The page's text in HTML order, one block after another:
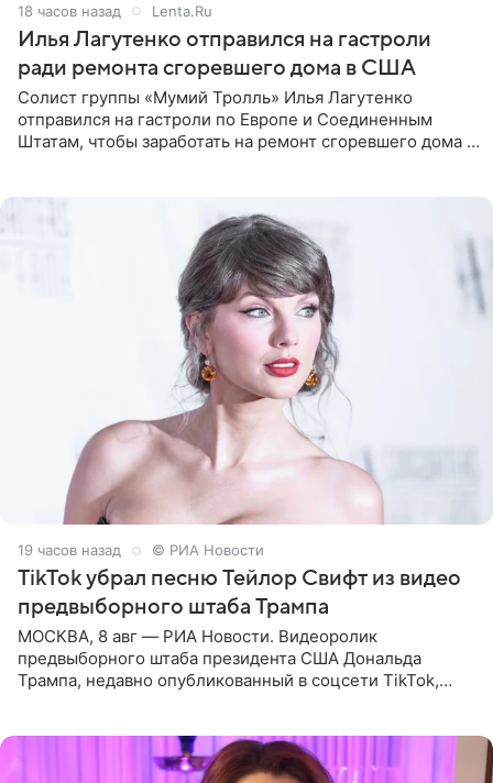
18 часов назад Lenta.Ru
Илья Лагутенко отправился на гастроли
ради ремонта сгоревшего дома в США
Солист группы «Мумий Тролль» Илья Лагутенко
отправился на гастроли по Европе и Соединенным
Штатам, чтобы заработать на ремонт сгоревшего дома в
19 часов назад © РИА Новости
TikTok убрал песню Тейлор Свифт из видео
предвыборного штаба Трампа
МОСКВА, 8 авг — РИА Новости. Видеоролик
предвыборного штаба президента США Дональда
Трампа, недавно опубликованный в соцсети TikTok,